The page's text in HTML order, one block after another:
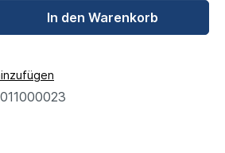
In den Warenkorb